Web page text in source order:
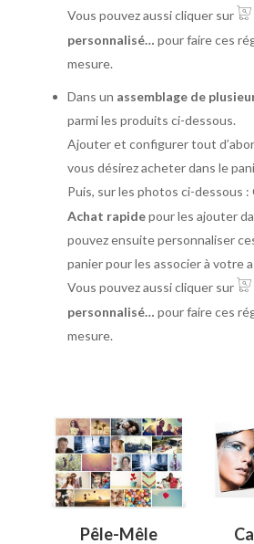
Vous pouvez aussi cliquer sur
personnalisé… pour faire ces
mesure.
Dans un assemblage de
parmi les produits ci-dessous.
Ajouter et configurer tout
vous désirez acheter dans le
Puis, sur les photos ci-dessous :
Achat rapidepour les ajouter
pouvez ensuite personnaliser
panier pour les associer à votre
Vous pouvez aussi cliquer sur
personnalisé… pour faire ces
mesure.
Pêle-Mêle